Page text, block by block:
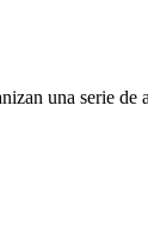
una serie